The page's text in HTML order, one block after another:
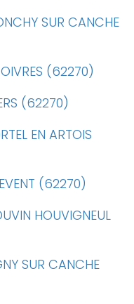
SUR CANCHE
(62270)
(62270)
EN ARTOIS
(62270)
HOUVIGNEUL
SUR CANCHE